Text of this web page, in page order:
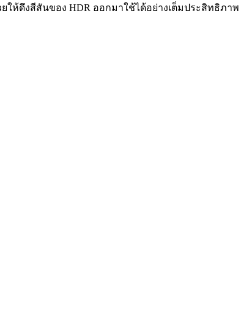
ให้ดึงสีสันของ HDR ออกมาใช้ได้อย่างเต็มประสิทธิภาพ